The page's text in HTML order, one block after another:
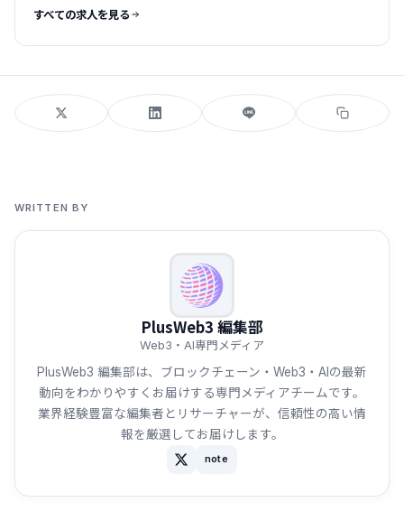
すべての求人を見る
WRITTEN BY
PlusWeb3 編集部
Web3・AI専門メディア
PlusWeb3 編集部は、ブロックチェーン・Web3・AIの最新
動向をわかりやすくお届けする専門メディアチームです。
業界経験豊富な編集者とリサーチャーが、信頼性の高い情
報を厳選してお届けします。
note